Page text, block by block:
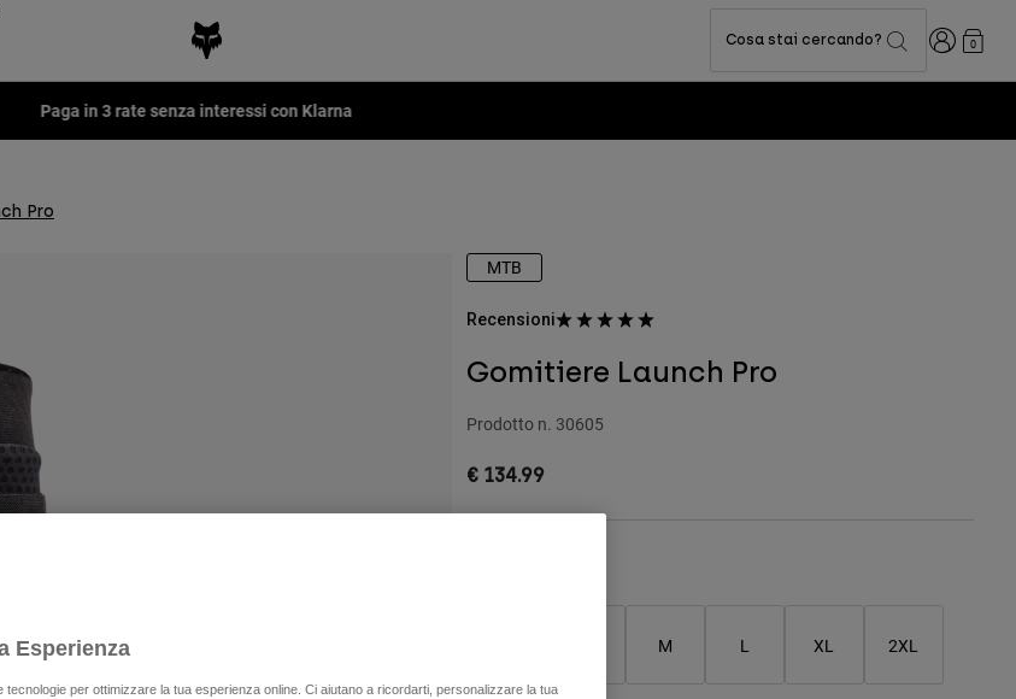
Cosa stai cercando? Accedi0
Fox LAB Capsule Collection -Scopri
Pro
MTB
Recensioni
Gomitiere Launch Pro
Prodotto n. 30605
€ 134.99
M L XL 2XL
Esperienza
tecnologie per ottimizzare la tua esperienza online. Ci aiutano a ricordarti, personalizzare la tua